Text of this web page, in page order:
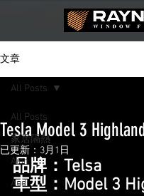
文章
All Posts
家居隔熱
Aion
Audi
All Posts
Tesla Model 3
已更新： 3月1日
品牌：Telsa
車型：Model 3